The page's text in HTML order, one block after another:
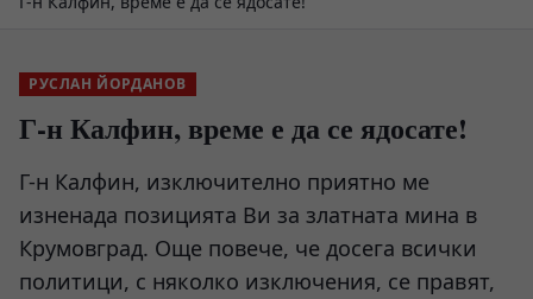
РУСЛАН ЙОРДАНОВ
Г-н Калфин, време е да се ядосате!
Г-н Калфин, изключително приятно ме
изненада позицията Ви за златната мина в
Крумовград. Още повече, че досега всички
политици, с няколко изключения, се правят,